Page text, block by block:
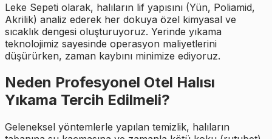
Leke Sepeti olarak, halıların lif yapısını (Yün, Poliamid,
Akrilik) analiz ederek her dokuya özel kimyasal ve
sıcaklık dengesi oluşturuyoruz. Yerinde yıkama
teknolojimiz sayesinde operasyon maliyetlerini
düşürürken, zaman kaybını minimize ediyoruz.
Neden Profesyonel Otel Halısı
Yıkama Tercih Edilmeli?
Geleneksel yöntemlerle yapılan temizlik, halıların